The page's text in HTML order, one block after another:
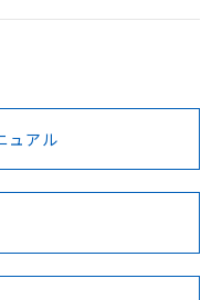
登録
前に、以下を必ずお読
BV型式承認
（フランス
KR型式
（韓国
No No
ュアル
愛しておりま